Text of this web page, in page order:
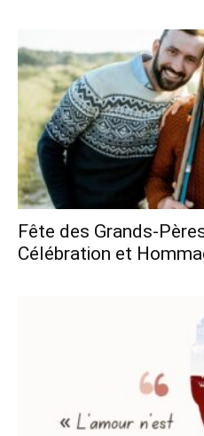
Fête des Grands-
Célébration et